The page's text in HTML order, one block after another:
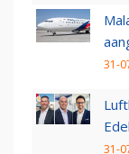
31-
31-